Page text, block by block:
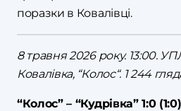
поразки в Ковалівці.
8 травня 2026 року. 13:00.
Ковалівка, “Колос“. 1 244
“Колос” – “Кудрівка” 1:0 (1:0)